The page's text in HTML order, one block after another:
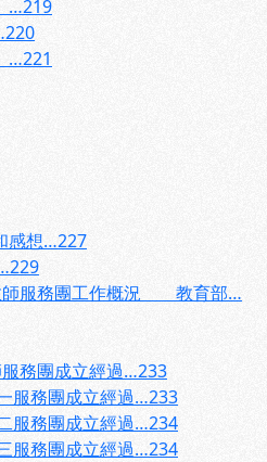
…219
…221
感想…227
師服務團工作概況 教育部…
服務團成立經過…233
服務團成立經過…233
服務團成立經過…234
服務團成立經過…234